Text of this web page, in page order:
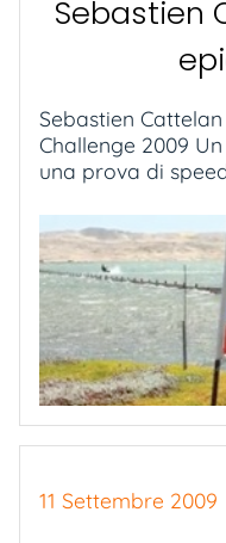
Sebastien
Sebastien
Challenge 2009
una prova di
11 Settembre 2009